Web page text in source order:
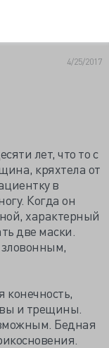
4/25/2017
лет, что то с
кряхтела от
в
Когда он
характерный
две маски.
и трещины.
Бедная